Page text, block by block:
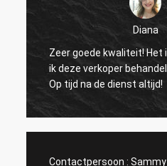
Diana
Zeer goede kwaliteit! Het
ik deze verkoper
Op tijd na de dienst altijd!
Contactpersoon : Sammy